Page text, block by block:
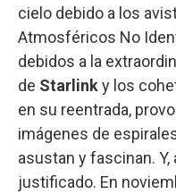
cielo debido a los
Atmosféricos No
debidos a la
de Starlinky los
en su reentrada,
imágenes de
asustan y fascinan.
justificado. En